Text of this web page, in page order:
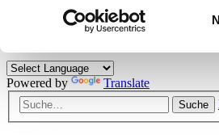
Kunden viele nützliche Hilfestellungen
Powered by Translate
Suche